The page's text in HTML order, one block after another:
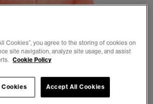
Cookies”, you agree to the storing of cookies on
site navigation, analyze site usage, and assist
Cookie Policy
Accept All Cookies
Cookies